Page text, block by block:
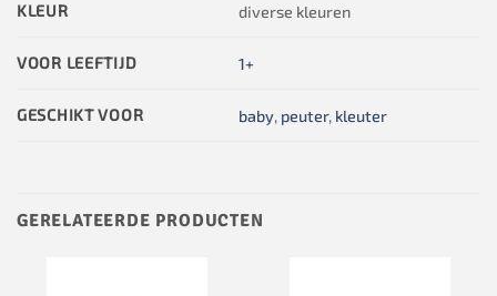
KLEUR diverse kleuren
VOOR LEEFTIJD 1+
GESCHIKT VOOR baby, peuter, kleuter
GERELATEERDE PRODUCTEN